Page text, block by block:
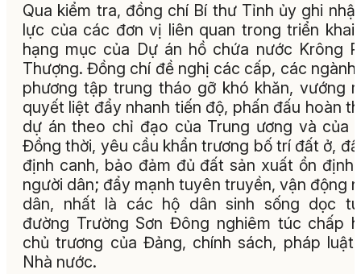
Qua kiểm tra, đồng chí Bí thư Tỉnh ủy ghi
lực của các đơn vị liên quan trong triển khai
hạng mục của Dự án hồ chứa nước Krông
Thượng. Đồng chí đề nghị các cấp, các
phương tập trung tháo gỡ khó khăn, vướng
quyết liệt đẩy nhanh tiến độ, phấn đấu hoàn
dự án theo chỉ đạo của Trung ương và của
Đồng thời, yêu cầu khẩn trương bố trí đất ở,
định canh, bảo đảm đủ đất sản xuất ổn định
người dân; đẩy mạnh tuyên truyền, vận động
dân, nhất là các hộ dân sinh sống dọc
đường Trường Sơn Đông nghiêm túc chấp
chủ trương của Đảng, chính sách, pháp luật
Nhà nước.